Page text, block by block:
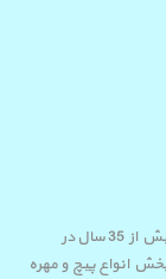
گروه صنعتی جهان پیچ صنعت دارای فعالیت تخصصی بیش از 35 سال در
انواع پیچ و مهره